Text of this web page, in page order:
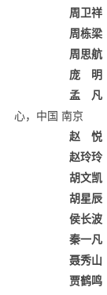
周卫祥
周栋梁
周思航
庞 明
孟 凡
心，中国 南京
赵 悦
赵玲玲
胡文凯
胡星辰
侯长波
秦一凡
聂秀山
贾鹤鸣